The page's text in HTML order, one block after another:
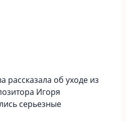
рассказала об уходе из
Игоря
серьезные